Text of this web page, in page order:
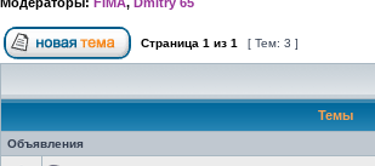
Страница 1 из 1 [ Тем: 3 ]
Темы
Объявления